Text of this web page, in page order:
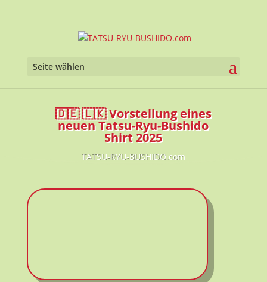
Seite wählen
🇩🇪 🇱🇰 Vorstellung eines
neuen Tatsu-Ryu-Bushido
Shirt 2025
TATSU-RYU-BUSHIDO.com